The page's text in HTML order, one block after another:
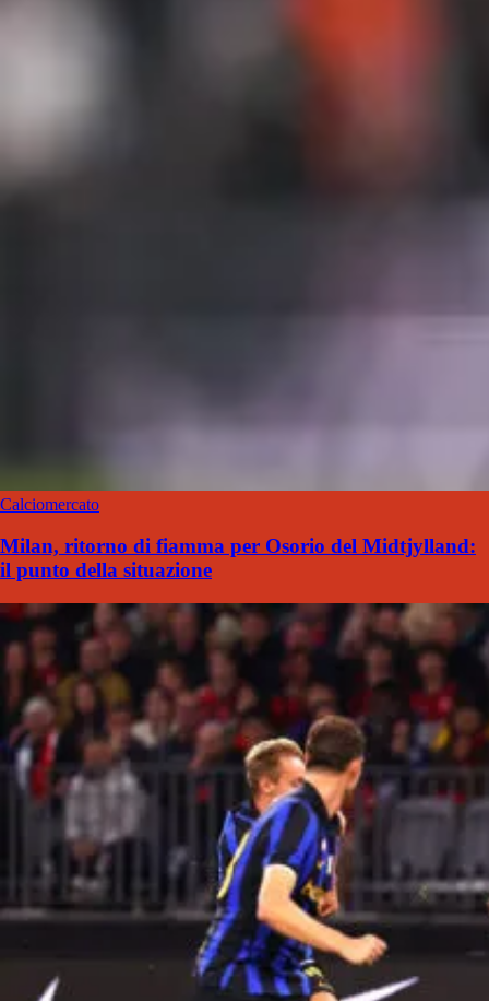
Calciomercato
Milan, ritorno di fiamma per Osorio del Midtjylland:
il punto della situazione